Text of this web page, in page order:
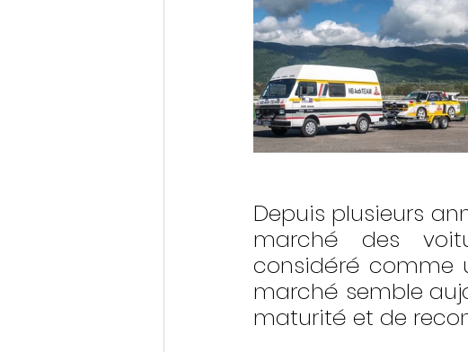
Depuis plusieurs
marché des
considéré comme
marché semble
maturité et de